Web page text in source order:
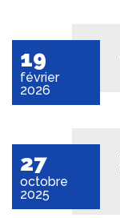
19
février
2026
27
octobre
2025